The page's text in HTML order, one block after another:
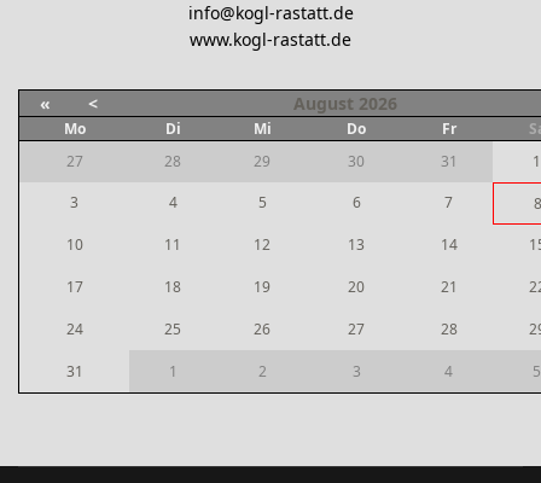
info@kogl-rastatt.de
www.kogl-rastatt.de
« < August 2026
Mo Di Mi Do Fr
27
28 29 30 31
1
3
4 5 6 7
8
10
11 12 13 14
17 18 19 20 21
24 25 26 27 28
31 1 2 3 4 5